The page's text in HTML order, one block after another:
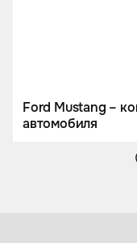
Ford Mustang –
автомобиля